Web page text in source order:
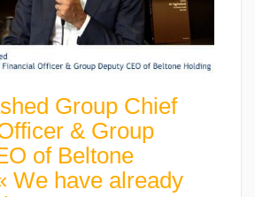
Group Chief
& Group
of Beltone
We have already